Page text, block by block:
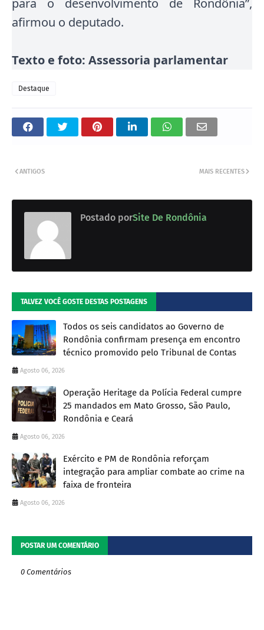
para o desenvolvimento de Rondônia”,
afirmou o deputado.
Texto e foto: Assessoria parlamentar
Destaque
MAIS RECENTES
ANTIGOS
Postado porSite De Rondônia
TALVEZ VOCÊ GOSTE DESTAS POSTAGENS
Todos os seis candidatos ao Governo de
Rondônia confirmam presença em encontro
técnico promovido pelo Tribunal de Contas
Agosto 06, 2026
Operação Heritage da Polícia Federal cumpre
25 mandados em Mato Grosso, São Paulo,
Rondônia e Ceará
Agosto 06, 2026
Exército e PM de Rondônia reforçam
integração para ampliar combate ao crime na
faixa de fronteira
Agosto 06, 2026
POSTAR UM COMENTÁRIO
0 Comentários